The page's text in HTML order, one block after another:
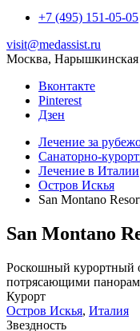
+7 (495) 151-05-05
visit@medassist.ru
Москва, Нарышкинская
Вконтакте
Pinterest
Дзен
Лечение за
Санаторно-
Лечение в Италии
Остров Искья
San Montano
San Montano
Роскошный курортный
потрясающими
Курорт
Остров Искья, Италия
Звездность